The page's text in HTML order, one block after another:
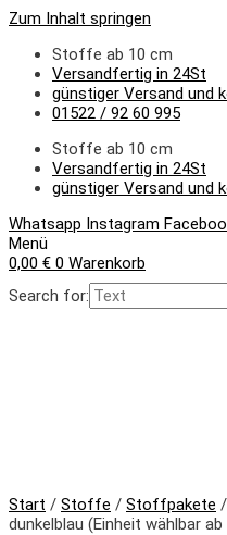
Zum Inhalt springen
Stoffe ab 10 cm
Versandfertig in 24St
günstiger Versand und
01522 / 92 60 995
Stoffe ab 10 cm
Versandfertig in 24St
günstiger Versand und
Whatsapp Instagram
Menü
0,00 € 0 Warenkorb
Search for:
Start / Stoffe / Stoffpakete
dunkelblau (Einheit wählbar